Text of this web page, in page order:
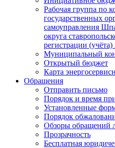
Рабочая группа по
государственных
самоуправления
округа
регистрации (учёта)
Муниципальный
Открытый бюджет
Карта
Обращения
Отправить письмо
Порядок и время
Установленные
Порядок
Обзоры обращений
Прозрачность
Бесплатная